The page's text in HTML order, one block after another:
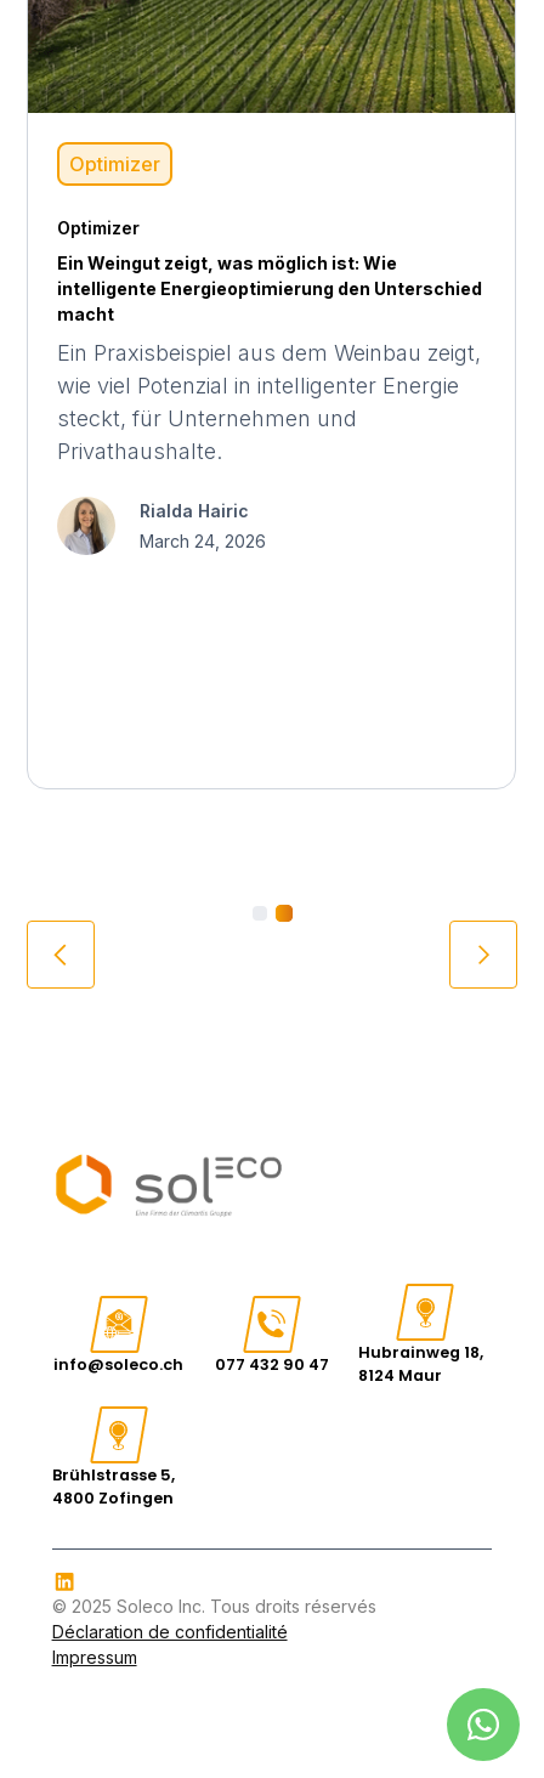
Optimizer
Optimizer
Ein Weingut zeigt, was möglich ist: Wie
intelligente Energieoptimierung den Unterschied
macht
Ein Praxisbeispiel aus dem Weinbau zeigt,
wie viel Potenzial in intelligenter Energie
steckt, für Unternehmen und
Privathaushalte.
Rialda Hairic
March 24, 2026
info@soleco.ch 077 432 90 47
Hubrainweg 18,
8124 Maur
Brühlstrasse 5,
4800 Zofingen
© 2025 Soleco Inc. Tous droits réservés
Déclaration de confidentialité
Impressum